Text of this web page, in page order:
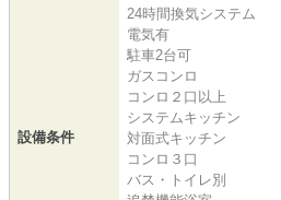
設備条件
24時間換気システム
電気有
駐車2台可
ガスコンロ
コンロ２口以上
システムキッチン
対面式キッチン
コンロ３口
バス・トイレ別